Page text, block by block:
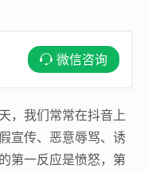
微信咨询
，我们常常在抖音上
宣传、恶意辱骂、诱
第一反应是愤怒，第